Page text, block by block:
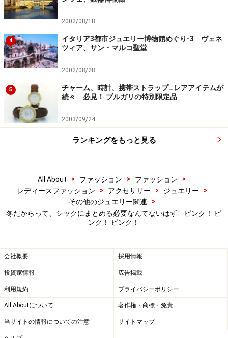
2002/08/18
4
イタリア3都市ジュエリー博物館めぐり-3 ヴェネ
ツィア、サン・マルコ聖堂
2002/08/28
5
チャーム、時計、携帯ストラップ…レアアイテムが
続々 必見！ ブルガリの特別限定品
2003/09/24
ランキングをもっと見る
All About > ファッション > ファッション
>
レディースファッション
> アクセサリー > ジュエリー
>
その他のジュエリー関連
>
冬だからって、シックにまとめる必要なんてないはず ピンク！ ピ
ンク！ ピンク！
会社概要 採用情報
投資家情報 広告掲載
利用規約 プライバシーポリシー
All Aboutについて 著作権・商標・免責
当サイトの情報についての注意 サイトマップ